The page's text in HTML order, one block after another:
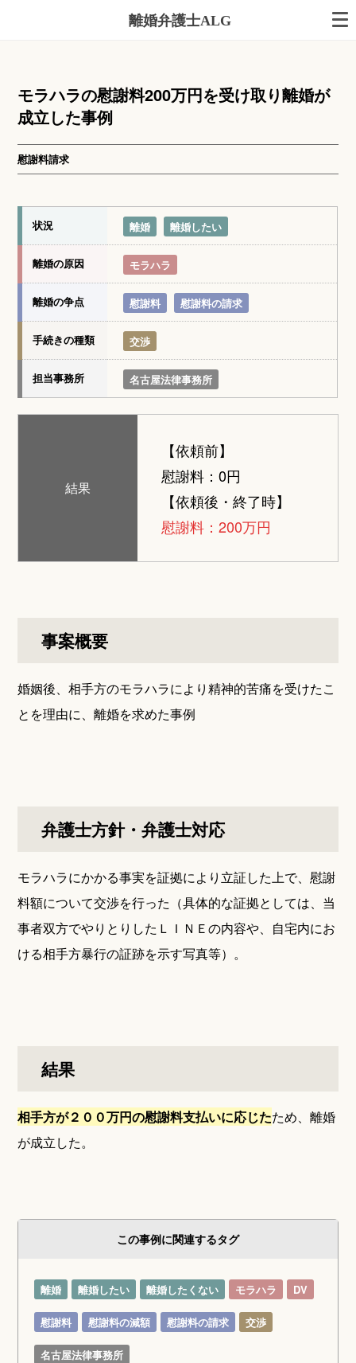
離婚弁護士ALG
モラハラの慰謝料200万円を受け取り離婚が
成立した事例
慰謝料請求
状況 離婚 離婚したい
離婚の原因 モラハラ
離婚の争点 慰謝料 慰謝料の請求
手続きの種類 交渉
担当事務所 名古屋法律事務所
結果
【依頼前】
慰謝料：0円
【依頼後・終了時】
慰謝料：200万円
事案概要
婚姻後、相手方のモラハラにより精神的苦痛を受けたこ
とを理由に、離婚を求めた事例
弁護士方針・弁護士対応
モラハラにかかる事実を証拠により立証した上で、慰謝
料額について交渉を行った（具体的な証拠としては、当
事者双方でやりとりしたＬＩＮＥの内容や、自宅内にお
ける相手方暴行の証跡を示す写真等）。
結果
相手方が２００万円の慰謝料支払いに応じたため、離婚
が成立した。
この事例に関連するタグ
離婚 離婚したい 離婚したくない モラハラ DV
慰謝料 慰謝料の減額 慰謝料の請求 交渉
名古屋法律事務所